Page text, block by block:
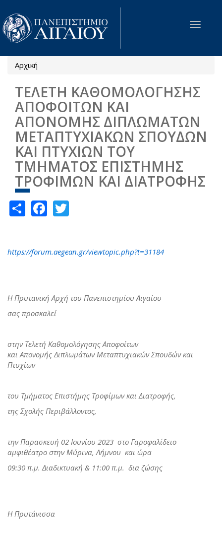
Παράκαμψη προς το κυρίως περιεχόμενο
Toggle
Είστε εδώ
Αρχική
ΤΕΛΕΤΗ ΚΑΘΟΜΟΛΟΓΗΣΗΣ
ΑΠΟΦΟΙΤΩΝ ΚΑΙ
ΑΠΟΝΟΜΗΣ ΔΙΠΛΩΜΑΤΩΝ
ΜΕΤΑΠΤΥΧΙΑΚΩΝ ΣΠΟΥΔΩΝ
ΚΑΙ ΠΤΥΧΙΩΝ ΤΟΥ
ΤΜΗΜΑΤΟΣ ΕΠΙΣΤΗΜΗΣ
ΤΡΟΦΙΜΩΝ ΚΑΙ ΔΙΑΤΡΟΦΗΣ
ShareFacebook
https://forum.aegean.gr/viewtopic.php?t=31184
Η Πρυτανική Αρχή του Πανεπιστημίου Αιγαίου
σας προσκαλεί
στην Τελετή Καθομολόγησης Αποφοίτων
και Απονομής Διπλωμάτων Μεταπτυχιακών Σπουδών και
Πτυχίων
του Τμήματος Επιστήμης Τροφίμων και Διατροφής,
της Σχολής Περιβάλλοντος,
την Παρασκευή 02 Ιουνίου 2023 στο Γαροφαλίδειο
αμφιθέατρο στην Μύρινα, Λήμνου και ώρα
09:30 π.μ. Διαδικτυακή & 11:00 π.μ. δια ζώσης
Η Πρυτάνισσα